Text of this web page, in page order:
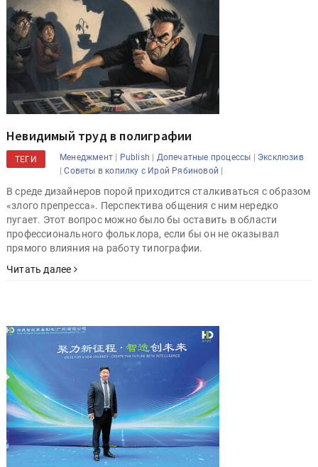
Невидимый труд в полиграфии
ТЕГИ Менеджмент | Publish | Допечатные процессы | Эксклюзив
|Советы в копилку с Ирой Рябиновой |
В среде дизайнеров порой приходится сталкиваться с образом
«злого препресса». Перспектива общения с ним нередко
пугает. Этот вопрос можно было бы оставить в области
профессионального фольклора, если бы он не оказывал
прямого влияния на работу типографии.
Читать далее